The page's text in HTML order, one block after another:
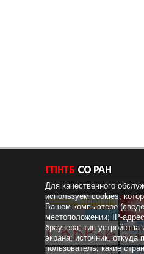
Для качественного
используем cookies,
Вашем компьютере
местоположении; IP-
браузера; тип устройства
экрана; источник, откуда
пользователь; какие